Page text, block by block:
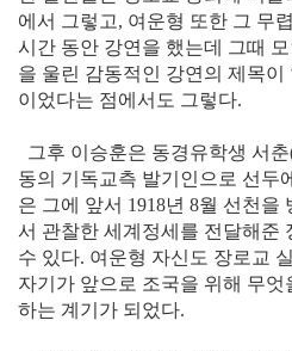
에서 그렇고, 여운형 또한 그 무
시간 동안 강연을 했는데 그때
을 울린 감동적인 강연의 제목이
이었다는 점에서도 그렇다.
그후 이승훈은 동경유학생 서춘
동의 기독교측 발기인으로 선두
은 그에 앞서 1918년 8월 선천을
서 관찰한 세계정세를 전달해준
수 있다. 여운형 자신도 장로교
자기가 앞으로 조국을 위해 무엇
하는 계기가 되었다.